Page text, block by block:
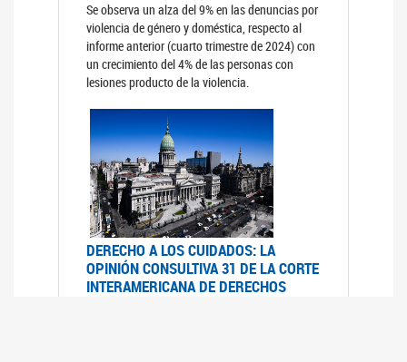
Se observa un alza del 9% en las denuncias por
violencia de género y doméstica, respecto al
informe anterior (cuarto trimestre de 2024) con
un crecimiento del 4% de las personas con
lesiones producto de la violencia.
DERECHO A LOS CUIDADOS: LA
OPINIÓN CONSULTIVA 31 DE LA CORTE
INTERAMERICANA DE DERECHOS